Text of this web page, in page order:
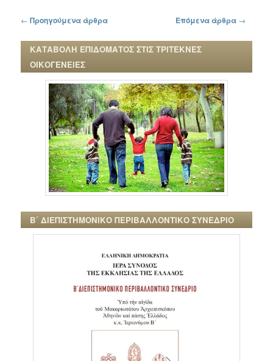
Πλοήγηση στα άρθρα
← Προηγούμενα άρθρα Επόμενα άρθρα →
ΚΑΤΑΒΟΛΗ ΕΠΙΔΟΜΑΤΟΣ ΣΤΙΣ ΤΡΙΤΕΚΝΕΣ
ΟΙΚΟΓΕΝΕΙΕΣ
Β΄ ΔΙΕΠΙΣΤΗΜΟΝΙΚΟ ΠΕΡΙΒΑΛΛΟΝΤΙΚΟ ΣΥΝΕΔΡΙΟ